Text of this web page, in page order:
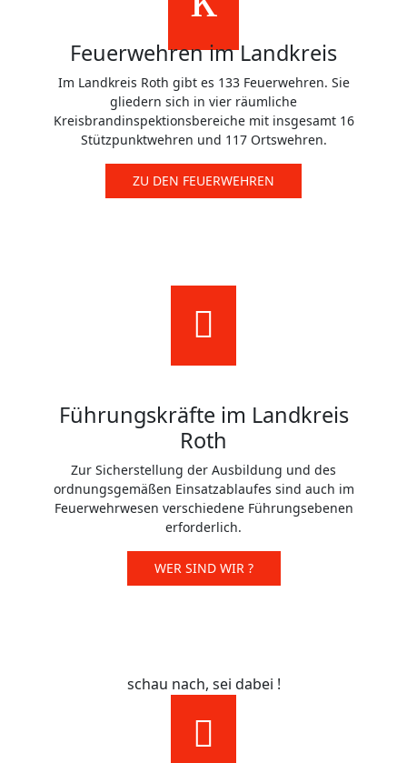
Feuerwehren im Landkreis
Im Landkreis Roth gibt es 133 Feuerwehren. Sie
gliedern sich in vier räumliche
Kreisbrandinspektionsbereiche mit insgesamt 16
Stützpunktwehren und 117 Ortswehren.
ZU DEN FEUERWEHREN
Führungskräfte im Landkreis
Roth
Zur Sicherstellung der Ausbildung und des
ordnungsgemäßen Einsatzablaufes sind auch im
Feuerwehrwesen verschiedene Führungsebenen
erforderlich.
WER SIND WIR ?
schau nach, sei dabei !